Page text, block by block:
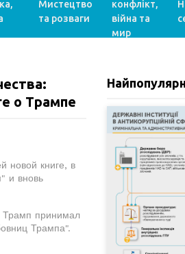
Мистецтво
та розваги
конфлікт,
війна та
мир
о Трампе
новой книге, в
и вновь
Трамп принимал
Трампа".